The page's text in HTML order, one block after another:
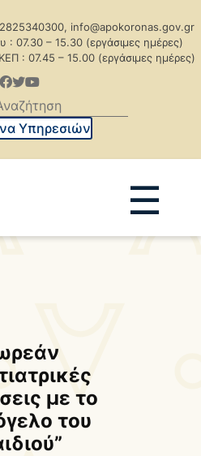
info@apokoronas.gov.gr
: 07.30 – 15.30 (εργάσιμες ημέρες)
: 07.45 – 15.00 (εργάσιμες ημέρες)
Υπηρεσιών
Αντιδήμαρχοι και
Εντεταλμένοι Δημοτικοί
Σύμβουλοι
Δημοτική Επιτροπή
☰
με το
του